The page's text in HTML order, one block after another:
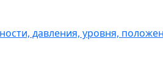
давления, уровня,